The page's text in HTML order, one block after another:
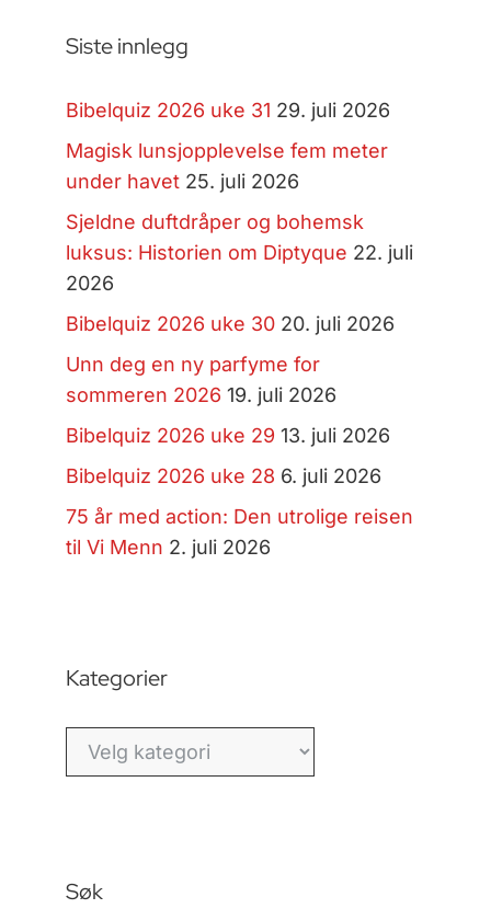
Siste innlegg
Bibelquiz 2026 uke 31 29. juli 2026
Magisk lunsjopplevelse fem meter
under havet 25. juli 2026
Sjeldne duftdråper og bohemsk
luksus: Historien om Diptyque 22. juli
2026
Bibelquiz 2026 uke 30 20. juli 2026
Unn deg en ny parfyme for
sommeren 2026 19. juli 2026
Bibelquiz 2026 uke 29 13. juli 2026
Bibelquiz 2026 uke 28 6. juli 2026
75 år med action: Den utrolige reisen
til Vi Menn 2. juli 2026
Kategorier
Kategorier
Søk